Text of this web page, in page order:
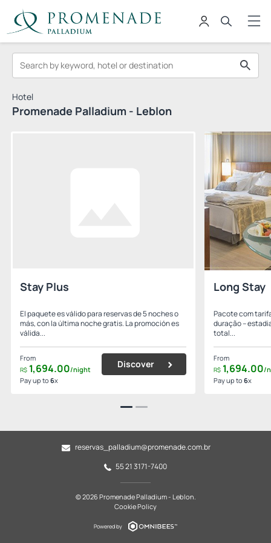
Hotel
Promenade Palladium - Leblon
Stay Plus
El paquete es válido para reservas de 5 noches o
más, con la última noche gratis. La promoción es
válida...
From
R$ 1,694.00/night
Pay up to 6x
Discover
Long Stay
Pacote com
duração –
total...
From
R$ 1,694.00/
Pay up to 6x
reservas_palladium@promenade.com.br
55 21 3171-7400
© 2026 Promenade Palladium - Leblon.
Cookie Policy
Powered by